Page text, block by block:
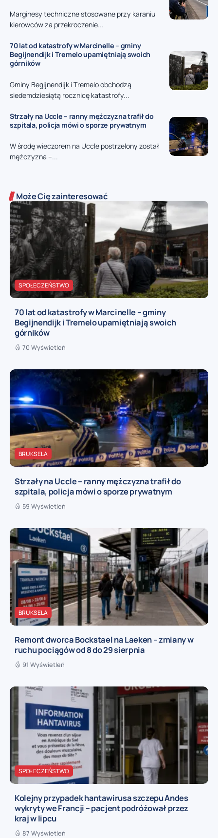
Marginesy techniczne stosowane przy karaniu
kierowców za przekroczenie...
70 lat od katastrofy w Marcinelle – gminy
Begijnendijk i Tremelo upamiętniają swoich
górników
Gminy Begijnendijk i Tremelo obchodzą
siedemdziesiątą rocznicę katastrofy...
Strzały na Uccle – ranny mężczyzna trafił do
szpitala, policja mówi o sporze prywatnym
W środę wieczorem na Uccle postrzelony został
mężczyzna –...
Może Cię zainteresować
SPOŁECZEŃSTWO
70 lat od katastrofy w Marcinelle – gminy
Begijnendijk i Tremelo upamiętniają swoich
górników
70 Wyświetleń
BRUKSELA
Strzały na Uccle – ranny mężczyzna trafił do
szpitala, policja mówi o sporze prywatnym
59 Wyświetleń
BRUKSELA
Remont dworca Bockstael na Laeken – zmiany w
ruchu pociągów od 8 do 29 sierpnia
91 Wyświetleń
SPOŁECZEŃSTWO
Kolejny przypadek hantawirusa szczepu Andes
wykryty we Francji – pacjent podróżował przez
kraj w lipcu
87 Wyświetleń